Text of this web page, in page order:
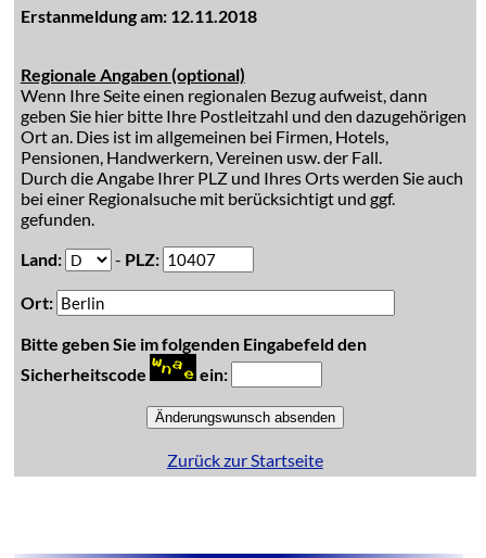
Erstanmeldung am: 12.11.2018
Regionale Angaben (optional)
Wenn Ihre Seite einen regionalen Bezug aufweist, dann
geben Sie hier bitte Ihre Postleitzahl und den dazugehörigen
Ort an. Dies ist im allgemeinen bei Firmen, Hotels,
Pensionen, Handwerkern, Vereinen usw. der Fall.
Durch die Angabe Ihrer PLZ und Ihres Orts werden Sie auch
bei einer Regionalsuche mit berücksichtigt und ggf.
gefunden.
Land:
- PLZ:
Ort:
Bitte geben Sie im folgenden Eingabefeld den
Sicherheitscode
ein:
Zurück zur Startseite